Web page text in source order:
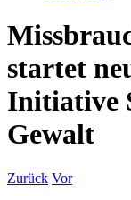
startet
Initiative
Gewalt
Zurück Vor